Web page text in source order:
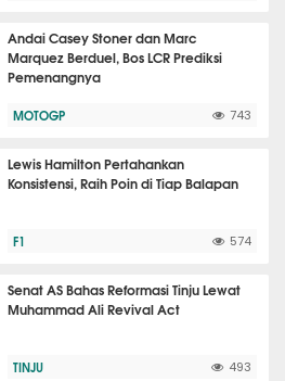
Andai Casey Stoner dan Marc
Marquez Berduel, Bos LCR Prediksi
Pemenangnya
MOTOGP 743
Lewis Hamilton Pertahankan
Konsistensi, Raih Poin di Tiap Balapan
F1 574
Senat AS Bahas Reformasi Tinju Lewat
Muhammad Ali Revival Act
TINJU 493